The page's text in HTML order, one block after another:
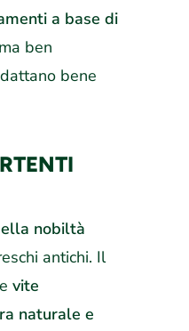
a base di
ben
bene
nobiltà
antichi. Il
vite
naturale e